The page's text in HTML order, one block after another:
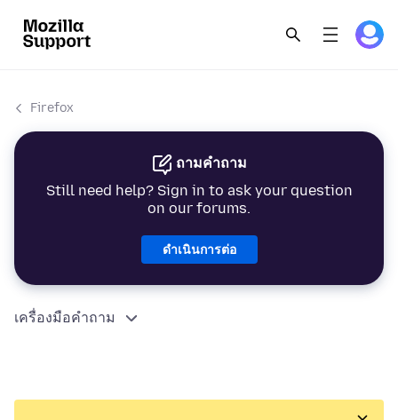
Firefox
ถามคำถาม
Still need help? Sign in to ask your question
on our forums.
ดำเนินการต่อ
เครื่องมือคำถาม